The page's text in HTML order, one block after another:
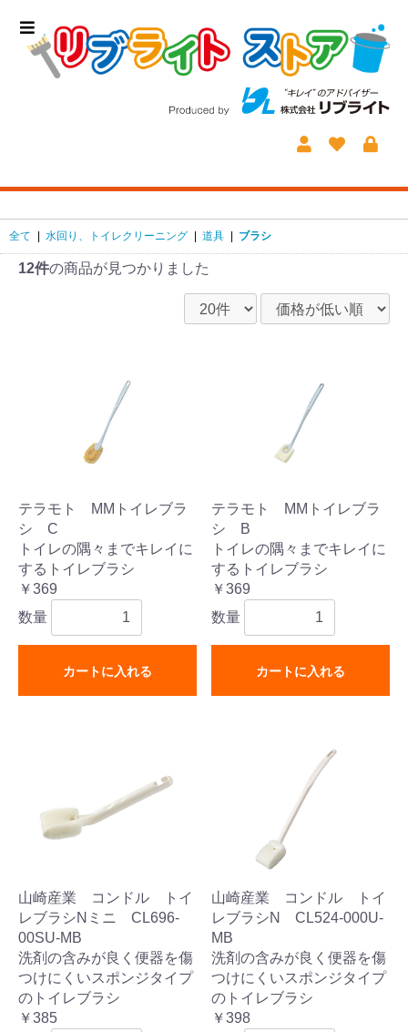
全て 水回り、トイレクリーニング 道具 ブラシ
12件の商品が見つかりました
テラモト MMトイレブラ
シ C
トイレの隅々までキレイに
するトイレブラシ
￥369
数量
カートに入れる
テラモト MMトイレブラ
シ B
トイレの隅々までキレイに
するトイレブラシ
￥369
数量
カートに入れる
山崎産業 コンドル トイ
レブラシNミニ CL696-
00SU-MB
洗剤の含みが良く便器を傷
つけにくいスポンジタイプ
のトイレブラシ
￥385
山崎産業 コンドル トイ
レブラシN CL524-000U-
MB
洗剤の含みが良く便器を傷
つけにくいスポンジタイプ
のトイレブラシ
￥398